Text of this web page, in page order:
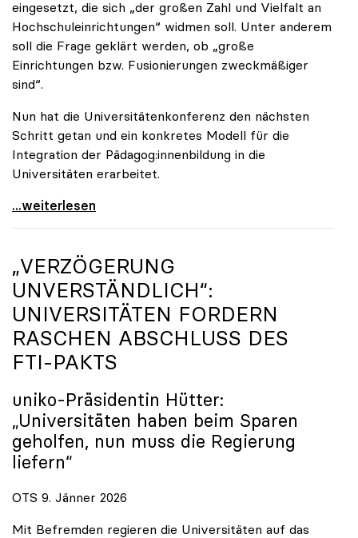
eingesetzt, die sich „der großen Zahl und Vielfalt an
Hochschuleinrichtungen“ widmen soll. Unter anderem
soll die Frage geklärt werden, ob „große
Einrichtungen bzw. Fusionierungen zweckmäßiger
sind“.
Nun hat die Universitätenkonferenz den nächsten
Schritt getan und ein konkretes Modell für die
Integration der Pädagog:innenbildung in die
Universitäten erarbeitet.
Schools of Education an den Universitäten: Für
...weiterlesen
„VERZÖGERUNG
UNVERSTÄNDLICH“:
UNIVERSITÄTEN FORDERN
RASCHEN ABSCHLUSS DES
FTI-PAKTS
uniko-Präsidentin Hütter:
„Universitäten haben beim Sparen
geholfen, nun muss die Regierung
liefern“
OTS 9. Jänner 2026
Mit Befremden regieren die Universitäten auf das